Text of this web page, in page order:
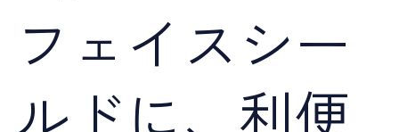
フェイスシー
ルドに、利便